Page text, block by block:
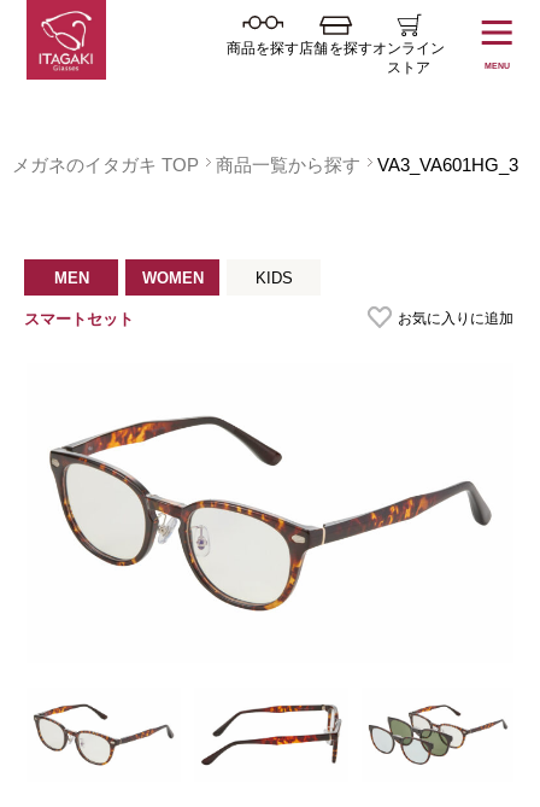
商品を探す店舗を探すオンライン
ストア
MENU
メガネのイタガキ TOP 商品一覧から探す VA3_VA601HG_3
MEN WOMEN KIDS
スマートセット お気に入りに追加